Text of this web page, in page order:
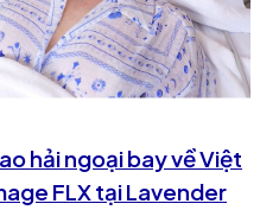
hải ngoại bay về Việt
FLX tại Lavender